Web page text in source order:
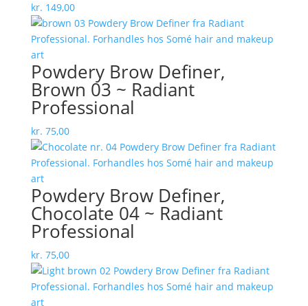
kr. 149,00
Powdery Brow Definer,
Brown 03 ~ Radiant
Professional
kr. 75,00
Powdery Brow Definer,
Chocolate 04 ~ Radiant
Professional
kr. 75,00